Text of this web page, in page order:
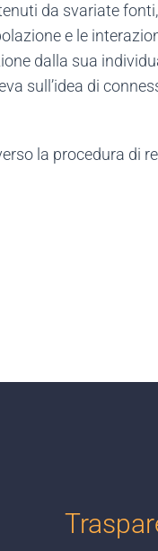
da svariate
e le
dalla sua
sull’idea di
la procedura di